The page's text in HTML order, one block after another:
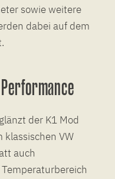
sowie weitere
dabei auf dem
der K1 Mod
VW
auch